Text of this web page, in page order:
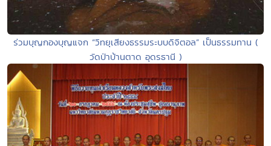
ร่วมบุญกองบุญแจก “วิทยุเสียงธรรมระบบดิจิตอล” เป็นธรรมทาน (
วัดป่าบ้านตาด อุดรธานี )